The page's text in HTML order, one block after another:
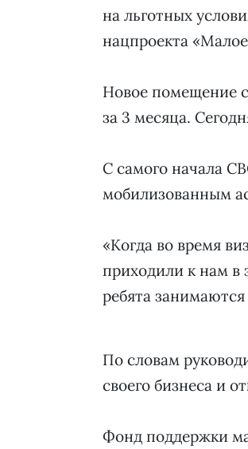
на льготных
нацпроекта
Новое помещение
за 3 месяца.
С самого начала
мобилизованным
«Когда во время
приходили к нам в
ребята
По словам
своего бизнеса и
Фонд поддержки